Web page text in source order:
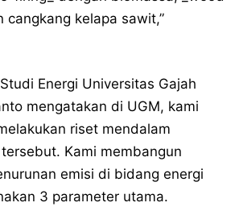
cangkang kelapa sawit,”
Energi Universitas Gajah
mengatakan di UGM, kami
riset mendalam
Kami membangun
emisi di bidang energi
3 parameter utama.